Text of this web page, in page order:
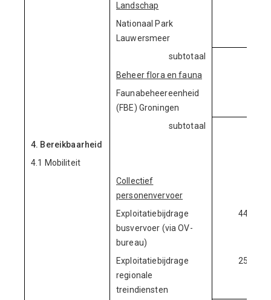
Landschap
Nationaal Park
Lauwersmeer
subtotaal
Beheer flora en fauna
Faunabeheereenheid
(FBE) Groningen
subtotaal
4. Bereikbaarheid
4.1 Mobiliteit
Collectief
personenvervoer
Exploitatiebijdrage
busvervoer (via OV-
bureau)
Exploitatiebijdrage
regionale
treindiensten